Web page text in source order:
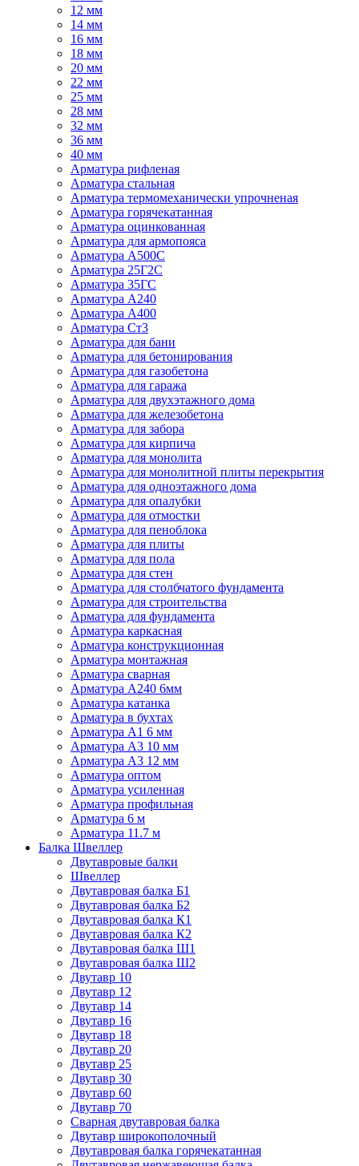
12 мм
14 мм
16 мм
18 мм
20 мм
22 мм
25 мм
28 мм
32 мм
36 мм
40 мм
Арматура рифленая
Арматура стальная
Арматура термомеханически упрочненая
Арматура горячекатанная
Арматура оцинкованная
Арматура для армопояса
Арматура A500С
Арматура 25Г2С
Арматура 35ГС
Арматура А240
Арматура А400
Арматура Ст3
Арматура для бани
Арматура для бетонирования
Арматура для газобетона
Арматура для гаража
Арматура для двухэтажного дома
Арматура для железобетона
Арматура для забора
Арматура для кирпича
Арматура для монолита
Арматура для монолитной плиты перекрытия
Арматура для одноэтажного дома
Арматура для опалубки
Арматура для отмостки
Арматура для пеноблока
Арматура для плиты
Арматура для пола
Арматура для стен
Арматура для столбчатого фундамента
Арматура для строительства
Арматура для фундамента
Арматура каркасная
Арматура конструкционная
Арматура монтажная
Арматура сварная
Арматура А240 6мм
Арматура катанка
Арматура в бухтах
Арматура А1 6 мм
Арматура А3 10 мм
Арматура А3 12 мм
Арматура оптом
Арматура усиленная
Арматура профильная
Арматура 6 м
Арматура 11.7 м
Балка Швеллер
Двутавровые балки
Швеллер
Двутавровая балка Б1
Двутавровая балка Б2
Двутавровая балка К1
Двутавровая балка К2
Двутавровая балка Ш1
Двутавровая балка Ш2
Двутавр 10
Двутавр 12
Двутавр 14
Двутавр 16
Двутавр 18
Двутавр 20
Двутавр 25
Двутавр 30
Двутавр 60
Двутавр 70
Сварная двутавровая балка
Двутавр широкополочный
Двутавровая балка горячекатанная